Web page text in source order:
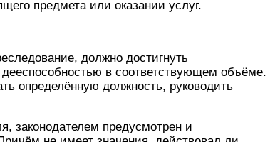
предмета или оказании услуг.
должно достигнуть
в соответствующем объёме.
определённую должность, руководить
законодателем предусмотрен и